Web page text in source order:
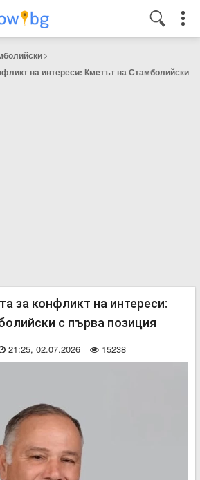
на интереси: Кметът на Стамболийски
за конфликт на интереси:
с първа позиция
21:25, 02.07.2026 15238